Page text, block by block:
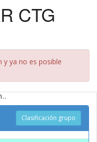
CTG
y ya no es posible
Clasificación grupo